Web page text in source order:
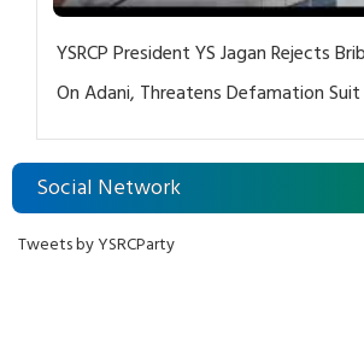
YSRCP President YS Jagan Rejects
On Adani, Threatens Defamation Suit
Groups
Social Network
Tweets by YSRCParty